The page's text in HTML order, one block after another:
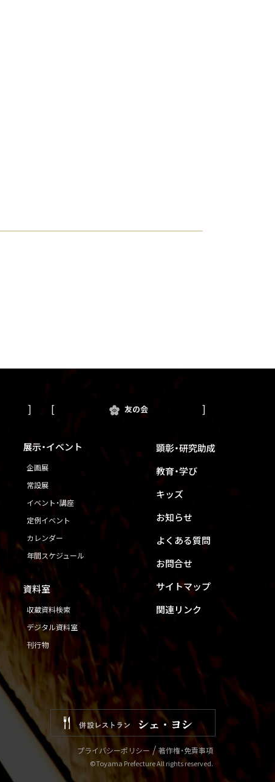
友の会
展示・イベント
企画展
常設展
イベント・講座
定例イベント
カレンダー
年間スケジュール
資料室
収蔵資料検索
デジタル資料室
刊行物
顕彰・研究助成
教育・学び
キッズ
お知らせ
よくある質問
お問合せ
サイトマップ
関連リンク
プライバシーポリシー 著作権・免責事項
©Toyama Prefecture All rights reserved.